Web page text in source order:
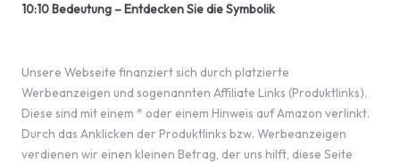
10:10 Bedeutung – Entdecken Sie die Symbolik
Unsere Webseite finanziert sich durch platzierte
Werbeanzeigen und sogenannten Affiliate Links (Produktlinks).
Diese sind mit einem * oder einem Hinweis auf Amazon verlinkt.
Durch das Anklicken der Produktlinks bzw. Werbeanzeigen
verdienen wir einen kleinen Betrag, der uns hilft, diese Seite